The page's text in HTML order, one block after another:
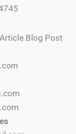
Blog Post